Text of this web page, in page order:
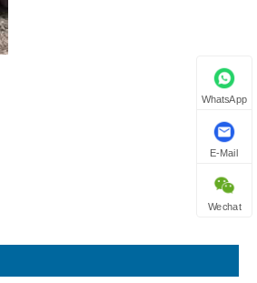
WhatsApp
E-Mail
Wechat